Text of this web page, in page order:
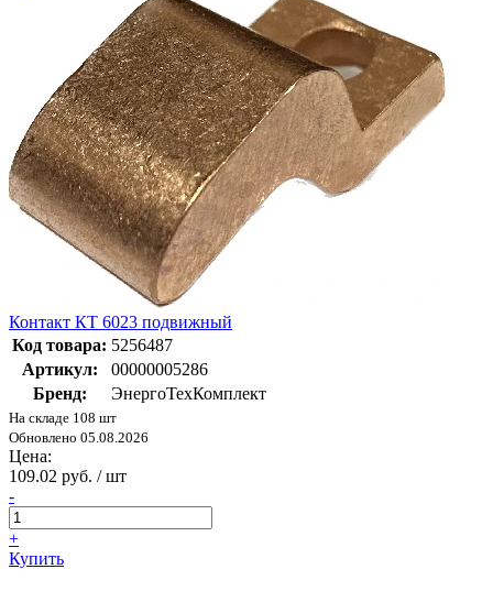
Контакт КТ 6023 подвижный
Код товара: 5256487
Артикул:
00000005286
Бренд:
ЭнергоТехКомплект
На складе 108 шт
Обновлено 05.08.2026
Цена:
109.02 руб. / шт
-
+
Купить